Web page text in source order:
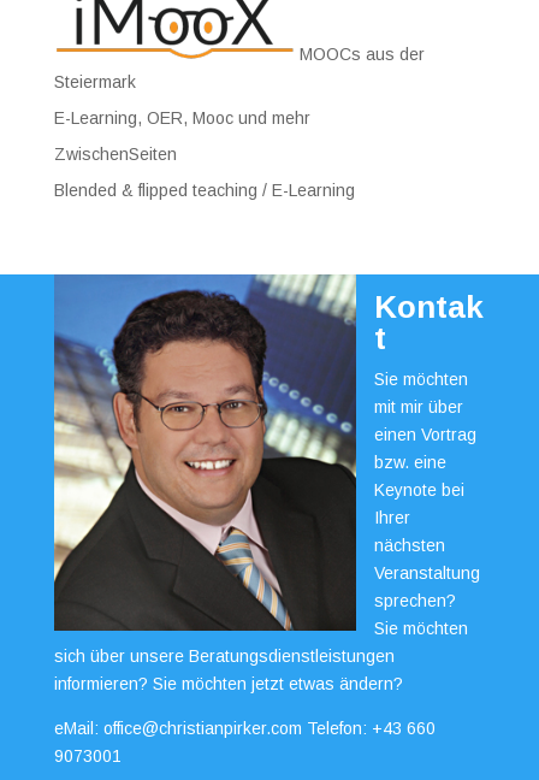
MOOCs aus der
Steiermark
E-Learning, OER, Mooc und mehr
ZwischenSeiten
Blended & flipped teaching / E-Learning
Kontak
t
Sie möchten
mit mir über
einen Vortrag
bzw. eine
Keynote bei
Ihrer
nächsten
Veranstaltung
sprechen?
Sie möchten
sich über unsere Beratungsdienstleistungen
informieren? Sie möchten jetzt etwas ändern?
eMail: office@christianpirker.com Telefon: +43 660
9073001